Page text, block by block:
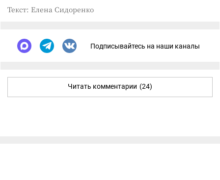
Текст: Елена Сидоренко
Подписывайтесь на наши каналы
Читать комментарии (24)